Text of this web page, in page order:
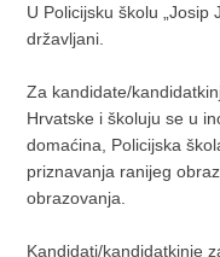
U Policijsku školu „Josip
državljani.
Za kandidate/
Hrvatske i školuju se u
domaćina, Policijska
priznavanja ranijeg
obrazovanja.
Kandidati/kandidatkinje